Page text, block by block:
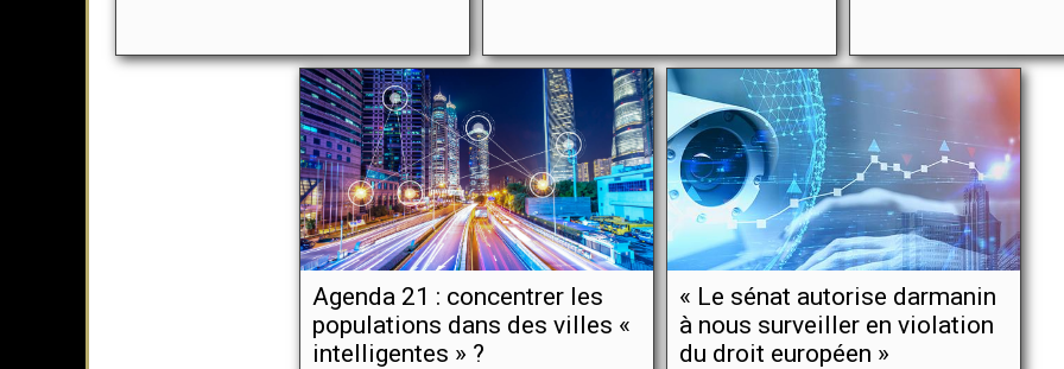
Agenda 21 : concentrer les
populations dans des villes «
intelligentes » ?
« Le sénat autorise darmanin
à nous surveiller en violation
du droit européen »